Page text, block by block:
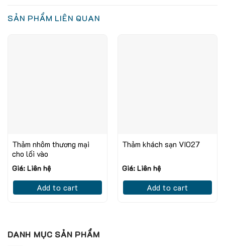
SẢN PHẨM LIÊN QUAN
Thảm nhôm thương mại
cho lối vào
Giá: Liên hệ
Add to cart
Thảm khách sạn VI027
Giá: Liên hệ
Add to cart
DANH MỤC SẢN PHẨM